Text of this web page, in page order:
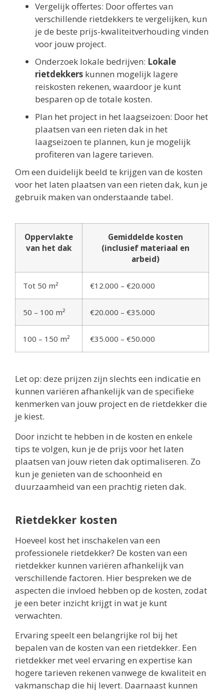
Vergelijk offertes: Door offertes van
verschillende rietdekkers te vergelijken, kun
je de beste prijs-kwaliteitverhouding vinden
voor jouw project.
Onderzoek lokale bedrijven: Lokale
rietdekkers kunnen mogelijk lagere
reiskosten rekenen, waardoor je kunt
besparen op de totale kosten.
Plan het project in het laagseizoen: Door het
plaatsen van een rieten dak in het
laagseizoen te plannen, kun je mogelijk
profiteren van lagere tarieven.
Om een duidelijk beeld te krijgen van de kosten
voor het laten plaatsen van een rieten dak, kun je
gebruik maken van onderstaande tabel.
Oppervlakte
van het dak
Gemiddelde kosten
(inclusief materiaal en
arbeid)
Tot 50 m² €12.000 – €20.000
50 – 100 m² €20.000 – €35.000
100 – 150 m² €35.000 – €50.000
Let op: deze prijzen zijn slechts een indicatie en
kunnen variëren afhankelijk van de specifieke
kenmerken van jouw project en de rietdekker die
je kiest.
Door inzicht te hebben in de kosten en enkele
tips te volgen, kun je de prijs voor het laten
plaatsen van jouw rieten dak optimaliseren. Zo
kun je genieten van de schoonheid en
duurzaamheid van een prachtig rieten dak.
Rietdekker kosten
Hoeveel kost het inschakelen van een
professionele rietdekker? De kosten van een
rietdekker kunnen variëren afhankelijk van
verschillende factoren. Hier bespreken we de
aspecten die invloed hebben op de kosten, zodat
je een beter inzicht krijgt in wat je kunt
verwachten.
Ervaring speelt een belangrijke rol bij het
bepalen van de kosten van een rietdekker. Een
rietdekker met veel ervaring en expertise kan
hogere tarieven rekenen vanwege de kwaliteit en
vakmanschap die hij levert. Daarnaast kunnen